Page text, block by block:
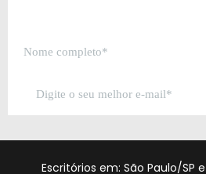
Escritórios em: São Paulo/SP